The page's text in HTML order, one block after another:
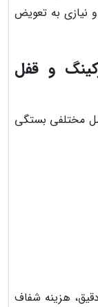
نیازی به تعویض
و قفل
مختلفی بستگی
هزینه شفاف